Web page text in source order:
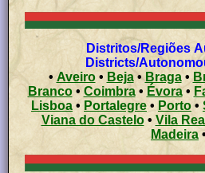
Distritos/Regiões Autónomas -
Districts/
• Aveiro• Beja• Braga•
Branco•Coimbra• Évora•
Lisboa • Portalegre • Porto •
Viana do Castelo• Vila Real
Madeira •